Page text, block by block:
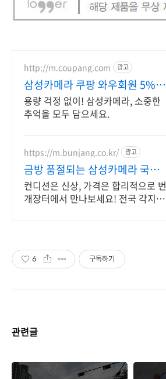
http://m.coupang.com 광고
삼성카메라 쿠팡 와우회원 5%
캐시 적립
용량 걱정 없이! 삼성카메라, 소중한
추억을 모두 담으세요.
https://m.bunjang.co.kr/ 광고
금방 품절되는 삼성카메라 국내
최대 브랜드 중고거래
컨디션은 신상, 가격은 합리적으로 번
개장터에서 만나보세요! 전국 각지에
6 구독하기
관련글